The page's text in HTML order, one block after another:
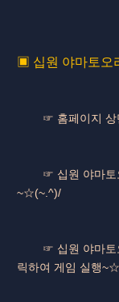
▣ 십원 야마토오
☞ 홈페이지 상
☞ 십원 야마토
~☆(~.^)/
☞ 십원 야마토
릭하여 게임 실행